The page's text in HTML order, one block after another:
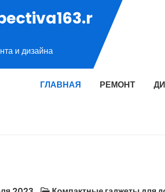
и дизайна
ГЛАВНАЯ РЕМОНТ